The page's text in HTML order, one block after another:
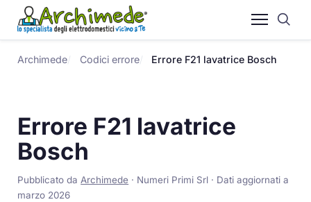
Archimede Codici errore Errore F21 lavatrice Bosch
Errore F21 lavatrice
Bosch
Pubblicato daArchimede · Numeri Primi Srl · Dati aggiornati a
marzo 2026